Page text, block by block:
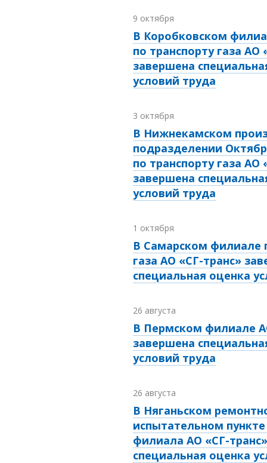
9 октября
В Коробковском
по транспорту газа АО
завершена
условий труда
3 октября
В Нижнекамском
подразделении
по транспорту газа АО
завершена
условий труда
1 октября
В Самарском филиале
газа АО «СГ-транс»
специальная оценка
26 августа
В Пермском филиале
завершена
условий труда
26 августа
В Няганьском
испытательном
филиала АО «СГ-
специальная оценка